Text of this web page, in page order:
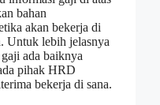
bahan
akan bekerja di
Untuk lebih jelasnya
ada baiknya
pihak HRD
bekerja di sana.